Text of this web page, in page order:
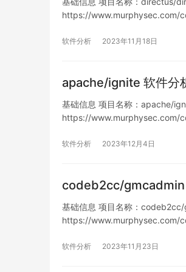
https://www.murphysec.com/
软件分析 2023年11月18日
apache/ignite 软件分
基础信息 项目名称：apache/
https://www.murphysec.com/
软件分析 2023年12月4日
codeb2cc/gmcadmin
基础信息 项目名称：
https://www.murphysec.com/
软件分析 2023年11月23日